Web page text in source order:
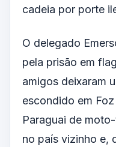
cadeia por porte
O delegado
pela prisão em
amigos deixaram
escondido em
Paraguai de
no país vizinho e,